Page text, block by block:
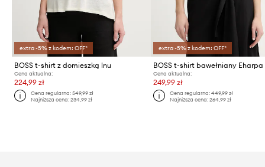
extra -5% z kodem: OFF*
BOSS t-shirt z domieszką lnu
Cena aktualna:
224,99 zł
Cena regularna:549,99 zł
Najniższa cena:234,99 zł
extra -5% z kodem: OFF*
BOSS t-shirt bawełniany Eharpa
Cena aktualna:
249,99 zł
Cena regularna: 449,99 zł
Najniższa cena: 264,99 zł